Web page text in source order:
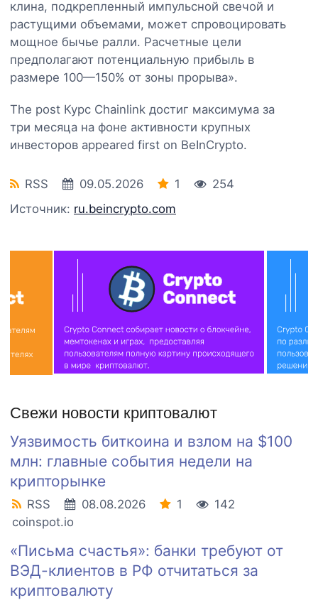
клина, подкрепленный импульсной свечой и
растущими объемами, может спровоцировать
мощное бычье ралли. Расчетные цели
предполагают потенциальную прибыль в
размере 100—150% от зоны прорыва».
The post Курс Chainlink достиг максимума за
три месяца на фоне активности крупных
инвесторов appeared first on BeInCrypto.
RSS 09.05.2026 1
254
Источник: ru.beincrypto.com
Свежи новости криптовалют
Уязвимость биткоина и взлом на $100
млн: главные события недели на
крипторынке
RSS 08.08.2026 1
142
coinspot.io
«Письма счастья»: банки требуют от
ВЭД-клиентов в РФ отчитаться за
криптовалюту